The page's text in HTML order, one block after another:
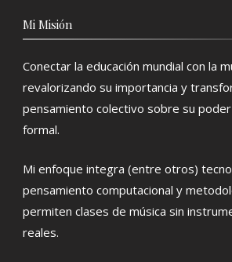
Mi Misión
Conectar la educación mundial con la
revalorizando su importancia y
pensamiento colectivo sobre su poder
formal.
Mi enfoque integra (entre otros)
pensamiento computacional y
permiten clases de música sin
reales.